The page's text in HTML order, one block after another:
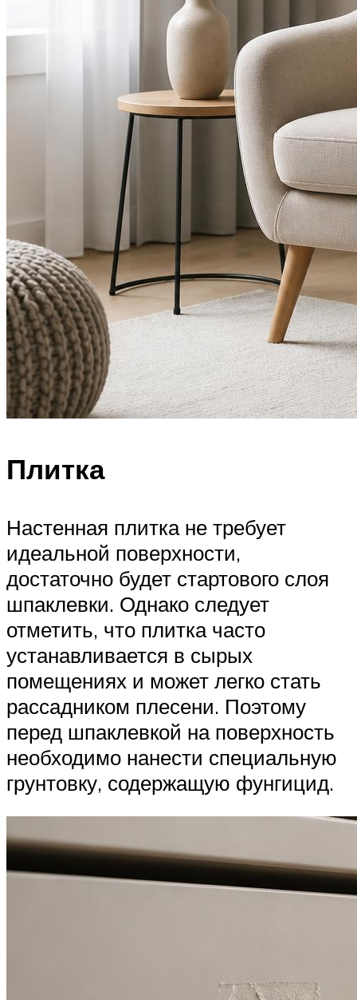
Плитка
Настенная плитка не требует
идеальной поверхности,
достаточно будет стартового слоя
шпаклевки. Однако следует
отметить, что плитка часто
устанавливается в сырых
помещениях и может легко стать
рассадником плесени. Поэтому
перед шпаклевкой на поверхность
необходимо нанести специальную
грунтовку, содержащую фунгицид.